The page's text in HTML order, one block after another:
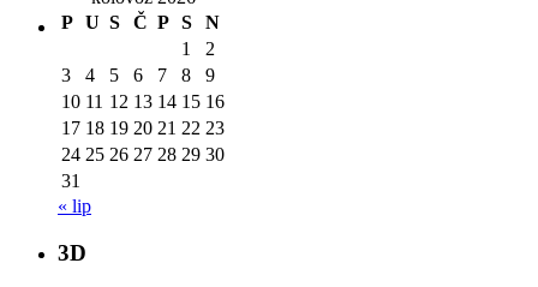
P U S Č P S
N
1
2
3
4 5 6 7 8
9
10 11 12 13 14 15 16
17 18 19 20 21 22 23
24 25 26 27 28 29 30
31
« lip
3D